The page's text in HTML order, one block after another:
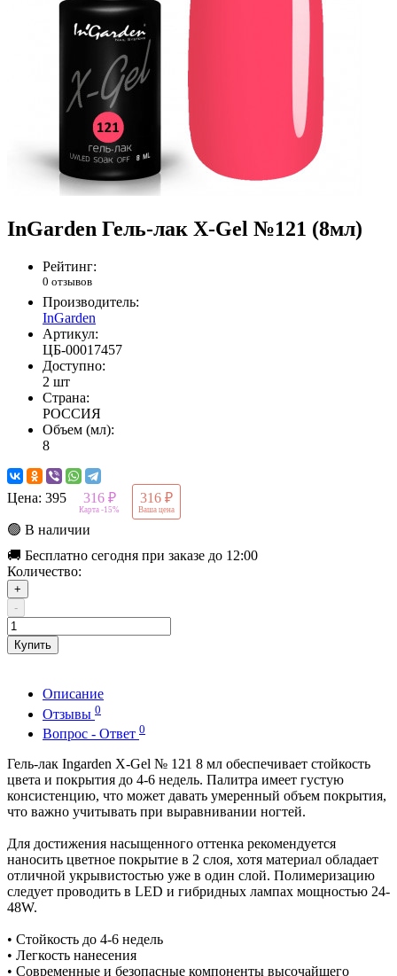
InGarden Гель-лак X-Gel №121 (8мл)
Рейтинг:
0 отзывов
Производитель:
InGarden
Артикул:
ЦБ-00017457
Доступно:
2 шт
Страна:
РОССИЯ
Объем (мл):
8
Цена: 395 316 ₽
Карта -15%
316 ₽
Ваша цена
🟢 В наличии
🚚 Бесплатно сегодня при заказе до 12:00
Количество:
+
-
Купить
Описание
Отзывы 0
Вопрос - Ответ 0
Гель-лак Ingarden X-Gel № 121 8 мл обеспечивает стойкость
цвета и покрытия до 4-6 недель. Палитра имеет густую
консистенцию, что может давать умеренный объем покрытия,
что важно учитывать при выравнивании ногтей.
Для достижения насыщенного оттенка рекомендуется
наносить цветное покрытие в 2 слоя, хотя материал обладает
отличной укрывистостью уже в один слой. Полимеризацию
следует проводить в LED и гибридных лампах мощностью 24-
48W.
• Стойкость до 4-6 недель
• Легкость нанесения
• Современные и безопасные компоненты высочайшего